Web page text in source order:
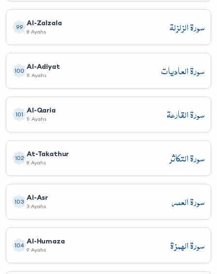
99 Al-Zalzala
8 Ayahs سورة الزلزلة
100 Al-Adiyat
11 Ayahs سورة العاديات
101 Al-Qaria
11 Ayahs سورة القارعة
102 At-Takathur
8 Ayahs سورة التكاثر
103 Al-Asr
3 Ayahs سورة العصر
104 Al-Humaza
9 Ayahs سورة الهمزة